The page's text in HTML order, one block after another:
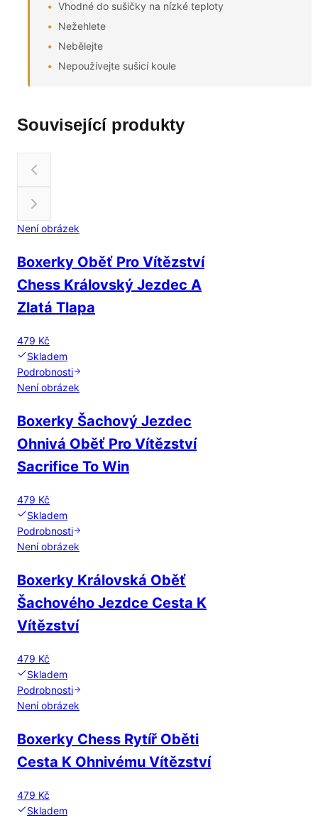
Vhodné do sušičky na nízké teploty
Nežehlete
Nebělejte
Nepoužívejte sušicí koule
Související produkty
Není obrázek
Boxerky Oběť Pro Vítězství
Chess Královský Jezdec A
Zlatá Tlapa
479 Kč
Skladem
Podrobnosti
Není obrázek
Boxerky Šachový Jezdec
Ohnivá Oběť Pro Vítězství
Sacrifice To Win
479 Kč
Skladem
Podrobnosti
Není obrázek
Boxerky Královská Oběť
Šachového Jezdce Cesta K
Vítězství
479 Kč
Skladem
Podrobnosti
Není obrázek
Boxerky Chess Rytíř Oběti
Cesta K Ohnivému Vítězství
479 Kč
Skladem